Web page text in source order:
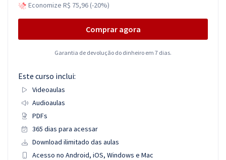
Economize R$ 75,96 (-20%)
Comprar agora
Garantia de devolução do dinheiro em 7 dias.
Este curso inclui:
Videoaulas
Audioaulas
PDFs
365 dias para acessar
Download ilimitado das aulas
Acesso no Android, iOS, Windows e Mac